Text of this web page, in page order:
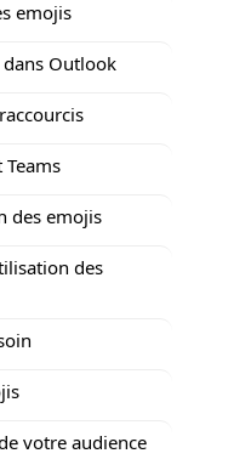
emojis
Outlook
des emojis
des
votre audience